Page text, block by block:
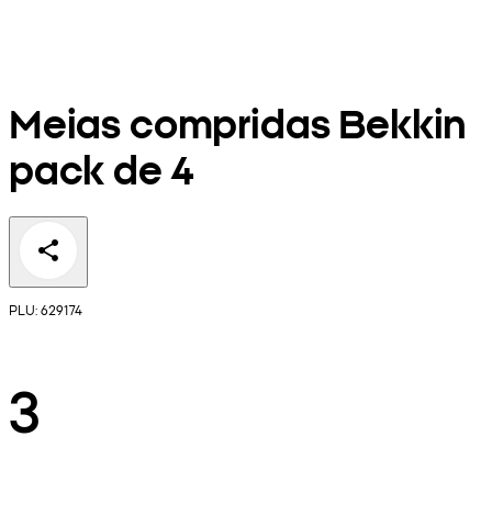
Meias compridas Bekkin
pack de 4
PLU: 629174
3